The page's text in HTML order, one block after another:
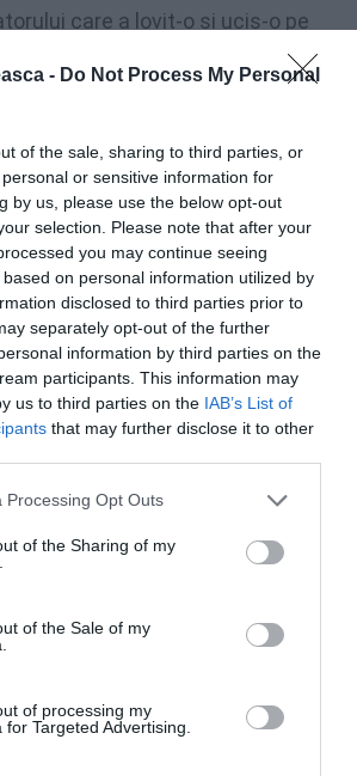
- Do Not Process My Personal
of the sale, sharing to third parties, or
or sensitive information for
by us, please use the below opt-out
selection. Please note that after your
you may continue seeing
on personal information utilized by
disclosed to third parties prior to
separately opt-out of the further
information by third parties on the
participants. This information may
us to third parties on the IAB’s List of
that may further disclose it to other
Processing Opt Outs
of the Sharing of my
of the Sale of my
of processing my
Targeted Advertising.
care a lovit-o şi ucis-o pe
dinamică, potrivit căreia la
stat într-adevăr aşa, mă trec fiorii
la câteva minute de la moartea
a avut sângele rece să se
pentru a trimit e o comunicare
", este comentariul lui Heidi Crocco,
pentru Politici sociale.
a mai avut loc un accident
un control la treizeci de
Chioggia, Cavarzere şi Riviera.
activitatea suspendată pentru că
şi amendate cu un total
euro. Acesta este bilanţul
de munca la negru efectuată de